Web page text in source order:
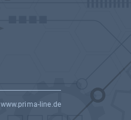
www.prima-line.de